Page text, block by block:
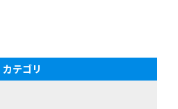
カテゴリ